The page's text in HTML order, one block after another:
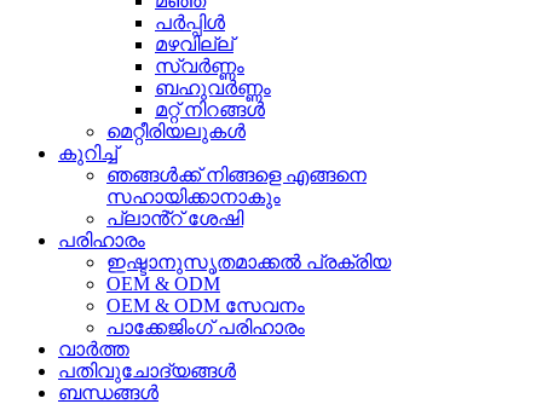
പർപ്പിൾ
മഴവില്ല്
സ്വർണ്ണം
ബഹുവർണ്ണം
മറ്റ് നിറങ്ങൾ
മെറ്റീരിയലുകൾ
കുറിച്ച്
ഞങ്ങൾക്ക് നിങ്ങളെ എങ്ങനെ
സഹായിക്കാനാകും
പ്ലാൻ്റ് ശേഷി
പരിഹാരം
ഇഷ്ടാനുസൃതമാക്കൽ പ്രക്രിയ
OEM & ODM
OEM & ODM സേവനം
പാക്കേജിംഗ് പരിഹാരം
വാർത്ത
പതിവുചോദ്യങ്ങൾ
ബന്ധങ്ങൾ